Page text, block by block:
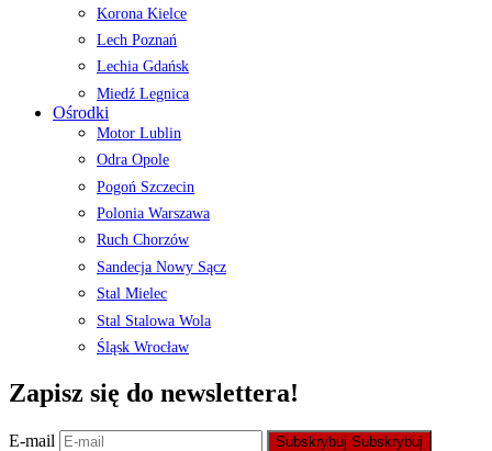
Korona Kielce
Lech Poznań
Lechia Gdańsk
Miedź Legnica
Ośrodki
Motor Lublin
Odra Opole
Pogoń Szczecin
Polonia Warszawa
Ruch Chorzów
Sandecja Nowy Sącz
Stal Mielec
Stal Stalowa Wola
Śląsk Wrocław
Zapisz się do newslettera!
E-mail Subskrybuj Subskrybuj